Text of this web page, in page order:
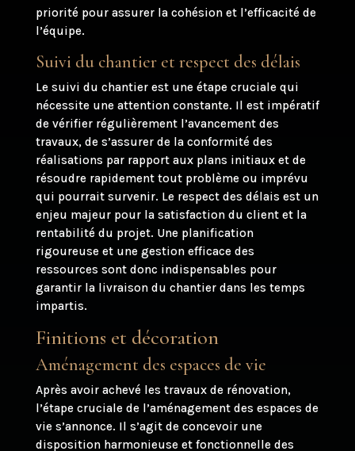
priorité pour assurer la cohésion et l’efficacité de
l’équipe.
Suivi du chantier et respect des délais
Le suivi du chantier est une étape cruciale qui
nécessite une attention constante. Il est impératif
de vérifier régulièrement l’avancement des
travaux, de s’assurer de la conformité des
réalisations par rapport aux plans initiaux et de
résoudre rapidement tout problème ou imprévu
qui pourrait survenir. Le respect des délais est un
enjeu majeur pour la satisfaction du client et la
rentabilité du projet. Une planification
rigoureuse et une gestion efficace des
ressources sont donc indispensables pour
garantir la livraison du chantier dans les temps
impartis.
Finitions et décoration
Aménagement des espaces de vie
Après avoir achevé les travaux de rénovation,
l’étape cruciale de l’aménagement des espaces de
vie s’annonce. Il s’agit de concevoir une
disposition harmonieuse et fonctionnelle des